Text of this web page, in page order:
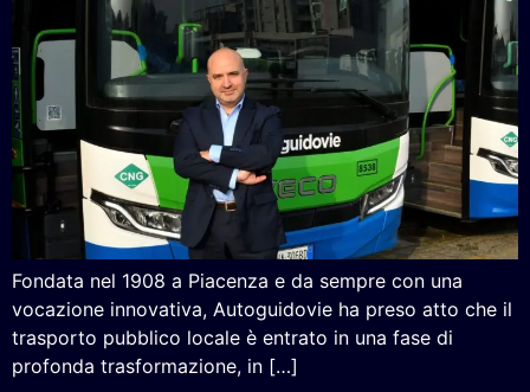
Fondata nel 1908 a Piacenza e da sempre con una
vocazione innovativa, Autoguidovie ha preso atto che il
trasporto pubblico locale è entrato in una fase di
profonda trasformazione, in […]